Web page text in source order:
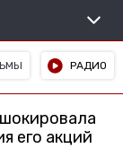
РАДИО
его акций